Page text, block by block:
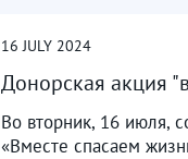
16 JULY 2024
Донорская акция
Во вторник, 16 июля,
«Вместе спасаем